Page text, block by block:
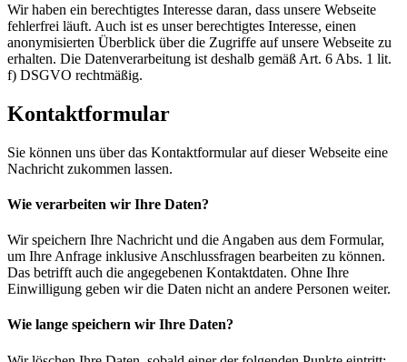
Wir haben ein berechtigtes Interesse daran, dass unsere Webseite
fehlerfrei läuft. Auch ist es unser berechtigtes Interesse, einen
anonymisierten Überblick über die Zugriffe auf unsere Webseite zu
erhalten. Die Datenverarbeitung ist deshalb gemäß Art. 6 Abs. 1 lit.
f) DSGVO rechtmäßig.
Kontaktformular
Sie können uns über das Kontaktformular auf dieser Webseite eine
Nachricht zukommen lassen.
Wie verarbeiten wir Ihre Daten?
Wir speichern Ihre Nachricht und die Angaben aus dem Formular,
um Ihre Anfrage inklusive Anschlussfragen bearbeiten zu können.
Das betrifft auch die angegebenen Kontaktdaten. Ohne Ihre
Einwilligung geben wir die Daten nicht an andere Personen weiter.
Wie lange speichern wir Ihre Daten?